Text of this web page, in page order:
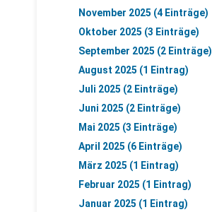
November 2025 (4 Einträge)
Oktober 2025 (3 Einträge)
September 2025 (2 Einträge)
August 2025 (1 Eintrag)
Juli 2025 (2 Einträge)
Juni 2025 (2 Einträge)
Mai 2025 (3 Einträge)
April 2025 (6 Einträge)
März 2025 (1 Eintrag)
Februar 2025 (1 Eintrag)
Januar 2025 (1 Eintrag)